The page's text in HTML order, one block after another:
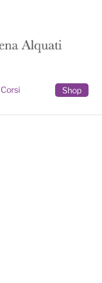
Corsi Shop